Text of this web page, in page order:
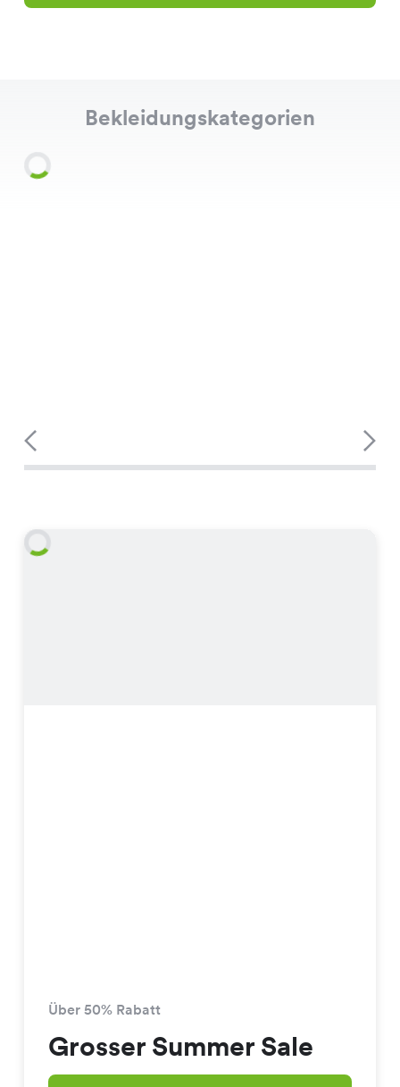
Bekleidungskategorien
Über 50% Rabatt
Grosser Summer Sale